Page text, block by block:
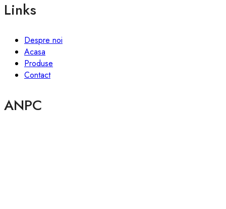
Links
Despre noi
Acasa
Produse
Contact
ANPC